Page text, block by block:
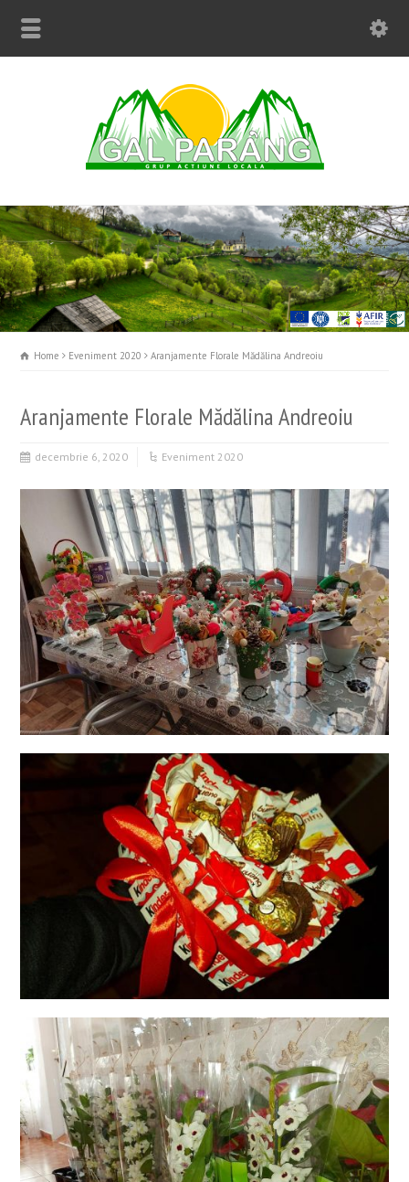
Home Eveniment 2020 Aranjamente Florale Mădălina Andreoiu
Aranjamente Florale Mădălina Andreoiu
decembrie 6, 2020 Eveniment 2020